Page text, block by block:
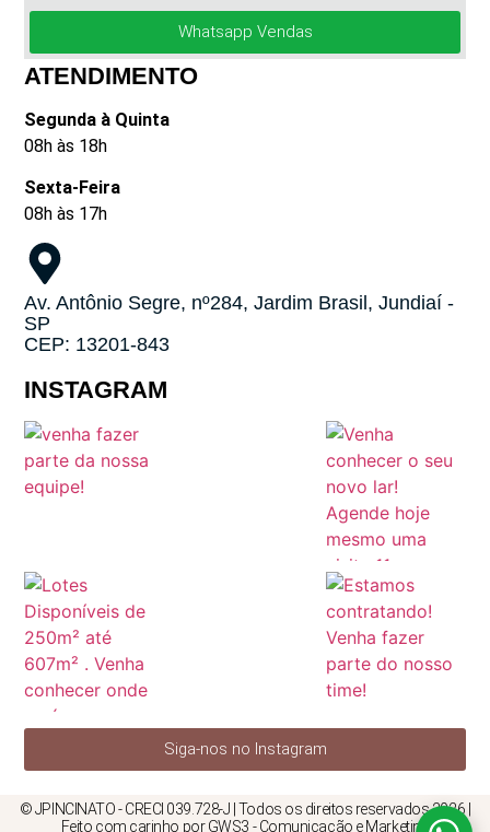
Whatsapp Vendas
ATENDIMENTO
Segunda à Quinta
08h às 18h
Sexta-Feira
08h às 17h
Av. Antônio Segre, nº284, Jardim Brasil, Jundiaí -
SP
CEP: 13201-843
INSTAGRAM
Siga-nos no Instagram
© JPINCINATO - CRECI 039.728-J | Todos os direitos reservados 2026 |
Feito com carinho por GWS3 - Comunicação e Marketing